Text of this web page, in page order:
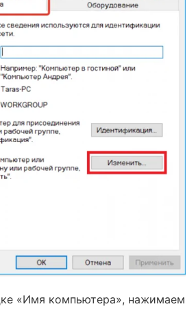
«Имя компьютера», нажимаем